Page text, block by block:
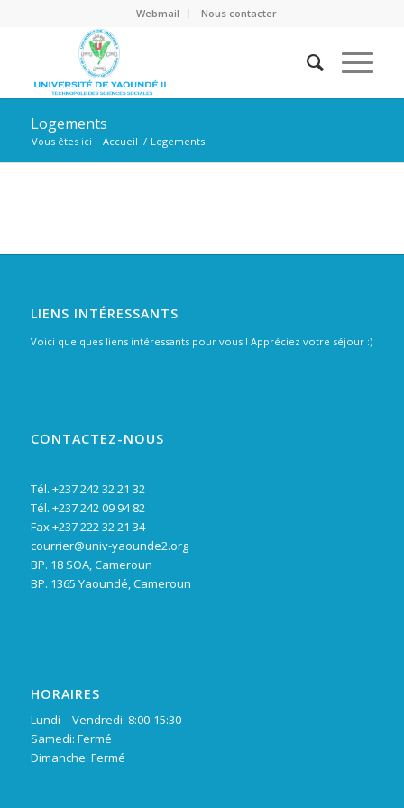
Webmail Nous contacter
Logements
Vous êtes ici : Accueil / Logements
LIENS INTÉRESSANTS
Voici quelques liens intéressants pour vous ! Appréciez votre séjour :)
CONTACTEZ-NOUS
Tél. +237 242 32 21 32
Tél. +237 242 09 94 82
Fax +237 222 32 21 34
courrier@univ-yaounde2.org
BP. 18 SOA, Cameroun
BP. 1365 Yaoundé, Cameroun
HORAIRES
Lundi – Vendredi: 8:00-15:30
Samedi: Fermé
Dimanche: Fermé